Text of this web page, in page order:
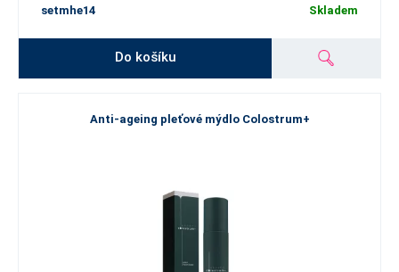
setmhe14 Skladem
Do košíku
Anti-ageing pleťové mýdlo Colostrum+